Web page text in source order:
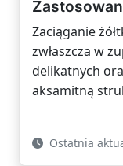
Zaciąganie
zwłaszcza w
delikatnych
aksamitną
Ostatnia